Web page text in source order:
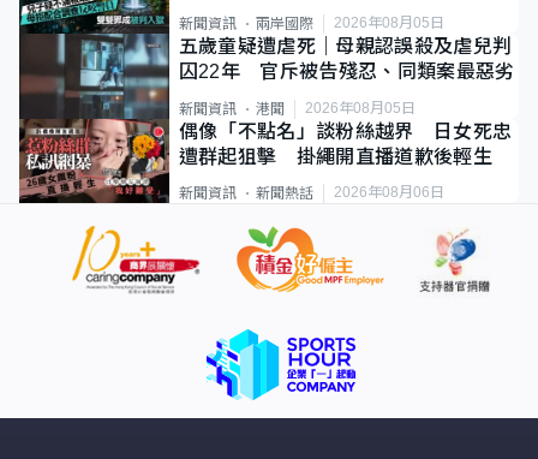
新聞資訊 兩岸國際 2026年08月05日
五歲童疑遭虐死｜母親認誤殺及虐兒判
囚22年 官斥被告殘忍、同類案最惡劣
新聞資訊 港聞 2026年08月05日
偶像「不點名」談粉絲越界 日女死忠
遭群起狙擊 掛繩開直播道歉後輕生
新聞資訊 新聞熱話 2026年08月06日